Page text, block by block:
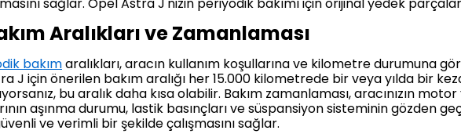
sağlar. Opel Astra J'nizin periyodik bakımı için orijinal yedek
Aralıkları ve Zamanlaması
bakımaralıkları, aracın kullanım koşullarına ve kilometre durumuna
J için önerilen bakım aralığı her 15.000 kilometrede bir veya yılda bir
bu aralık daha kısa olabilir. Bakım zamanlaması, aracınızın
aşınma durumu, lastik basınçları ve süspansiyon sisteminin gözden
ve verimli bir şekilde çalışmasını sağlar.